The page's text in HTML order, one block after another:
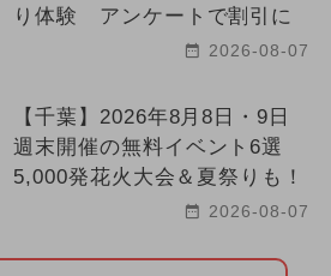
り体験 アンケートで割引に
2026-08-07
【千葉】2026年8月8日・9日
週末開催の無料イベント6選
5,000発花火大会＆夏祭りも！
2026-08-07